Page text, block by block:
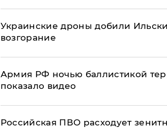
Украинские дроны добили
возгорание
Армия РФ ночью баллистикой
показало видео
Российская ПВО расходует